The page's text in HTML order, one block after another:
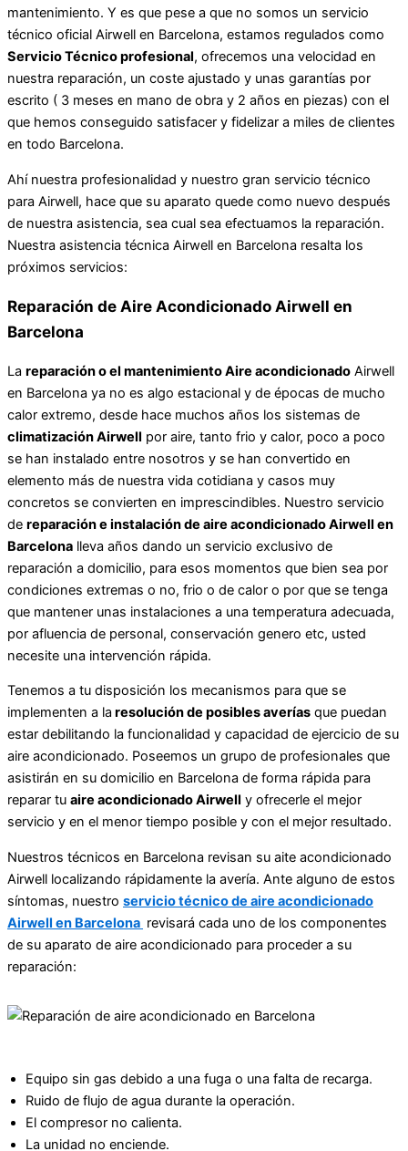
mantenimiento. Y es que pese a que no somos un servicio
técnico oficial Airwell en Barcelona, estamos regulados como
Servicio Técnico profesional, ofrecemos una velocidad en
nuestra reparación, un coste ajustado y unas garantías por
escrito ( 3 meses en mano de obra y 2 años en piezas) con el
que hemos conseguido satisfacer y fidelizar a miles de clientes
en todo Barcelona.
Ahí nuestra profesionalidad y nuestro gran servicio técnico
para Airwell, hace que su aparato quede como nuevo después
de nuestra asistencia, sea cual sea efectuamos la reparación.
Nuestra asistencia técnica Airwell en Barcelona resalta los
próximos servicios:
Reparación de Aire Acondicionado Airwell en
Barcelona
La reparación o el mantenimiento Aire acondicionado Airwell
en Barcelona ya no es algo estacional y de épocas de mucho
calor extremo, desde hace muchos años los sistemas de
climatización Airwell por aire, tanto frio y calor, poco a poco
se han instalado entre nosotros y se han convertido en
elemento más de nuestra vida cotidiana y casos muy
concretos se convierten en imprescindibles. Nuestro servicio
de reparación e instalación de aire acondicionado Airwell en
Barcelona lleva años dando un servicio exclusivo de
reparación a domicilio, para esos momentos que bien sea por
condiciones extremas o no, frio o de calor o por que se tenga
que mantener unas instalaciones a una temperatura adecuada,
por afluencia de personal, conservación genero etc, usted
necesite una intervención rápida.
Tenemos a tu disposición los mecanismos para que se
implementen a la resolución de posibles averías que puedan
estar debilitando la funcionalidad y capacidad de ejercicio de su
aire acondicionado. Poseemos un grupo de profesionales que
asistirán en su domicilio en Barcelona de forma rápida para
reparar tu aire acondicionado Airwell y ofrecerle el mejor
servicio y en el menor tiempo posible y con el mejor resultado.
Nuestros técnicos en Barcelona revisan su aite acondicionado
Airwell localizando rápidamente la avería. Ante alguno de estos
síntomas, nuestro servicio técnico de aire acondicionado
Airwell en Barcelona revisará cada uno de los componentes
de su aparato de aire acondicionado para proceder a su
reparación:
Equipo sin gas debido a una fuga o una falta de recarga.
Ruido de flujo de agua durante la operación.
El compresor no calienta.
La unidad no enciende.